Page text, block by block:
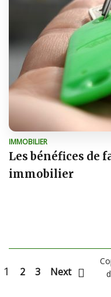
IMMOBILIER
Les bénéfices de
immobilier
1 2 3 Next